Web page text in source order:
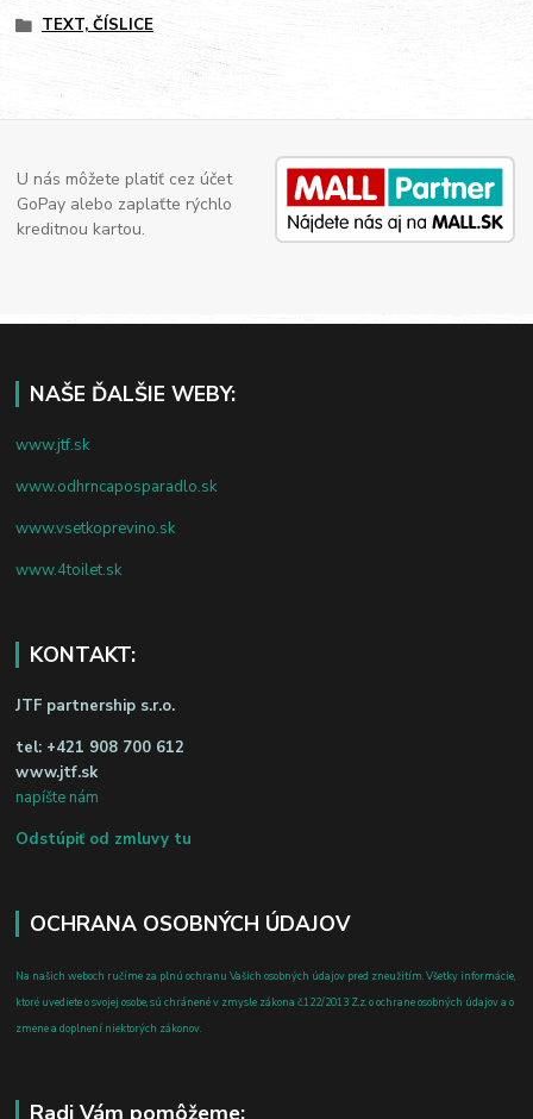
TEXT, ČÍSLICE
U nás môžete platiť cez účet
GoPay alebo zaplaťte rýchlo
kreditnou kartou.
NAŠE ĎALŠIE WEBY:
www.jtf.sk
www.odhrncaposparadlo.sk
www.vsetkoprevino.sk
www.4toilet.sk
KONTAKT:
JTF partnership s.r.o.
tel: +421 908 700 612
www.jtf.sk
napíšte nám
Odstúpiť od zmluvy tu
OCHRANA OSOBNÝCH ÚDAJOV
Na našich weboch ručíme za plnú ochranu Vašich osobných údajov pred zneužitím. Všetky informácie,
ktoré uvediete o svojej osobe, sú chránené v zmysle zákona č.122/2013 Z.z. o ochrane osobných údajov a o
zmene a doplnení niektorých zákonov.
Radi Vám pomôžeme: